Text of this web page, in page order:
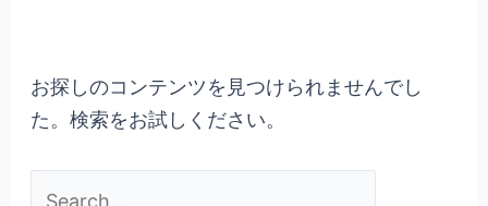
お探しのコンテンツを見つけられませんでし
た。検索をお試しください。